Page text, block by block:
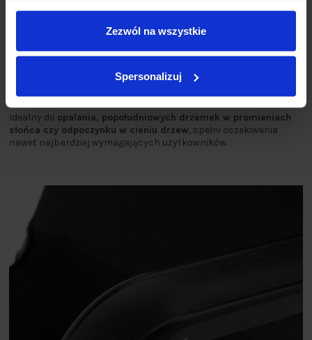
Zezwól na wszystkie
Spersonalizuj
Pełen relaks na świeżym powietrzu
Leżak COMO został zaprojektowany z myślą o maksymalnym
pełnego rozłożenia
wwygodne łóżko ogrodowe.
Idealny do opalania, popołudniowych drzemek w promieniach
słońca czy odpoczynku w cieniu drzew, spełni oczekiwania
nawet najbardziej wymagających użytkowników.